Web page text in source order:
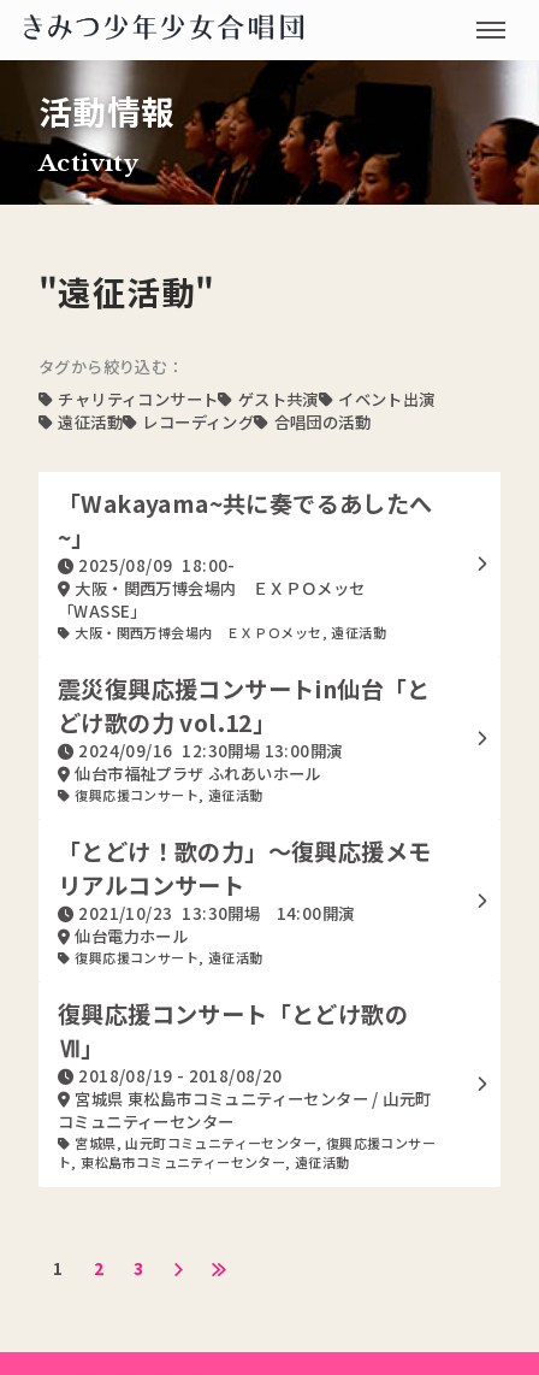
活動情報
Activity
"遠征活動"
タグから絞り込む：
チャリティコンサート
ゲスト共演
イベント出演
遠征活動
レコーディング 合唱団の活動
「Wakayama~共に奏でるあしたへ
~」
2025/08/09 18:00-
大阪・関西万博会場内 ＥＸＰＯメッセ
「WASSE」
大阪・関西万博会場内 ＥＸＰＯメッセ ,遠征活動
震災復興応援コンサートin仙台「と
どけ歌の力 vol.12」
2024/09/16 12:30開場 13:00開演
仙台市福祉プラザ ふれあいホール
復興応援コンサート 遠征活動
「とどけ！歌の力」～復興応援メモ
リアルコンサート
2021/10/23 13:30開場 14:00開演
仙台電力ホール
復興応援コンサート 遠征活動
復興応援コンサート「とどけ歌の
Ⅶ」
2018/08/19 - 2018/08/20
宮城県 東松島市コミュニティーセンター / 山元町
コミュニティーセンター
宮城県 ,山元町コミュニティーセンター 復興応援コンサー
ト ,東松島市コミュニティーセンター ,遠征活動
1 2 3